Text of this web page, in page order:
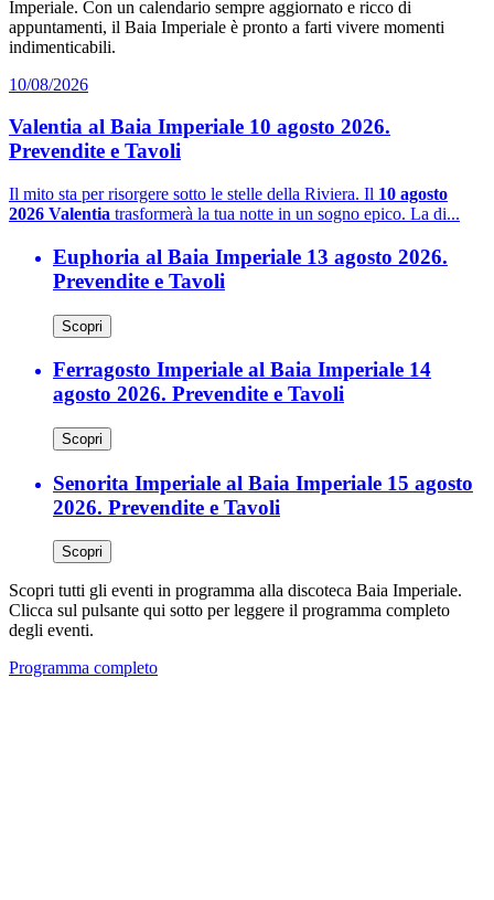
Imperiale. Con un calendario sempre aggiornato e ricco di
appuntamenti, il Baia Imperiale è pronto a farti vivere momenti
indimenticabili.
10/08/2026
Valentia al Baia Imperiale 10 agosto 2026.
Prevendite e Tavoli
Il mito sta per risorgere sotto le stelle della Riviera. Il 10 agosto
2026 Valentia trasformerà la tua notte in un sogno epico. La di...
Euphoria al Baia Imperiale 13 agosto 2026.
Prevendite e Tavoli
Scopri
Ferragosto Imperiale al Baia Imperiale 14
agosto 2026. Prevendite e Tavoli
Scopri
Senorita Imperiale al Baia Imperiale 15 agosto
2026. Prevendite e Tavoli
Scopri
Scopri tutti gli eventi in programma alla discoteca Baia Imperiale.
Clicca sul pulsante qui sotto per leggere il programma completo
degli eventi.
Programma completo